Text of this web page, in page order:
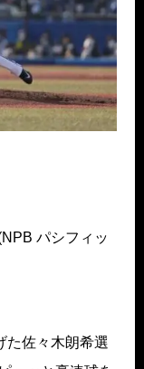
パシフィッ
た佐々木朗希選